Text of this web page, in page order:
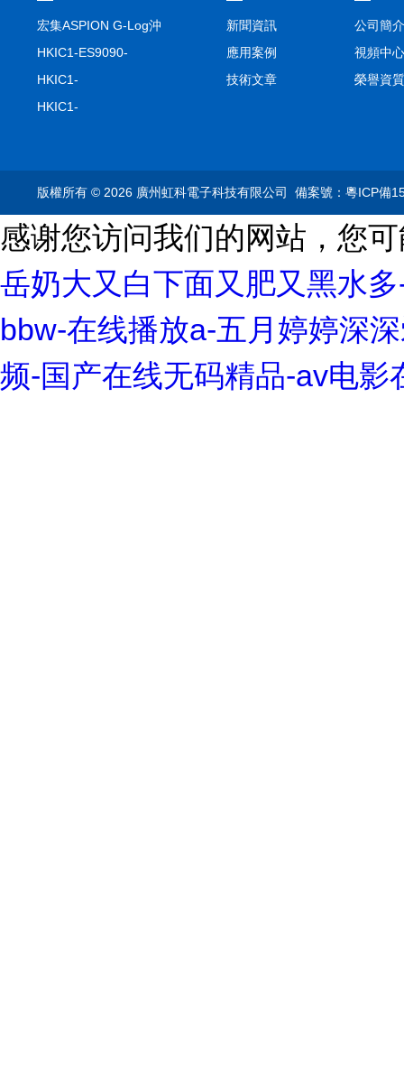
宏集ASPION G-Log沖
擊記錄儀
HKIC1-ES9090-
setA100/1000base-T1
轉換器車載以太網分析
HKIC1-
ES9090100/1000base-
HKIC1-
析儀
新聞資訊
應用案例
技術文章
公司簡介
視頻中心
榮譽資質
版權所有 © 2026 廣州虹科電子科技有限公司 備案號：粵ICP備
感谢您访问我们的网站，您
岳奶大又白下面又肥又黑水
bbw-在线播放a-五月婷婷深
频-国产在线无码精品-av电